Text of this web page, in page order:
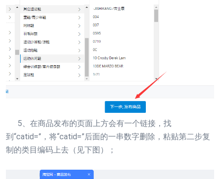
5、在商品发布的页面上方会有一个链接，找
到“catid=”，将“catid=”后面的一串数字删除，粘贴第二步复
制的类目编码上去（见下图）；